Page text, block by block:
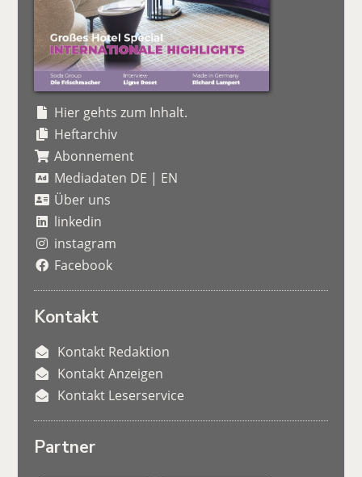
Hier gehts zum Inhalt.
Heftarchiv
Abonnement
Mediadaten DE | EN
Über uns
linkedin
instagram
Facebook
Kontakt
Kontakt Redaktion
Kontakt Anzeigen
Kontakt Leserservice
Partner